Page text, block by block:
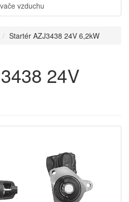
vzduchu
Startér AZJ3438 24V 6,2kW
24V